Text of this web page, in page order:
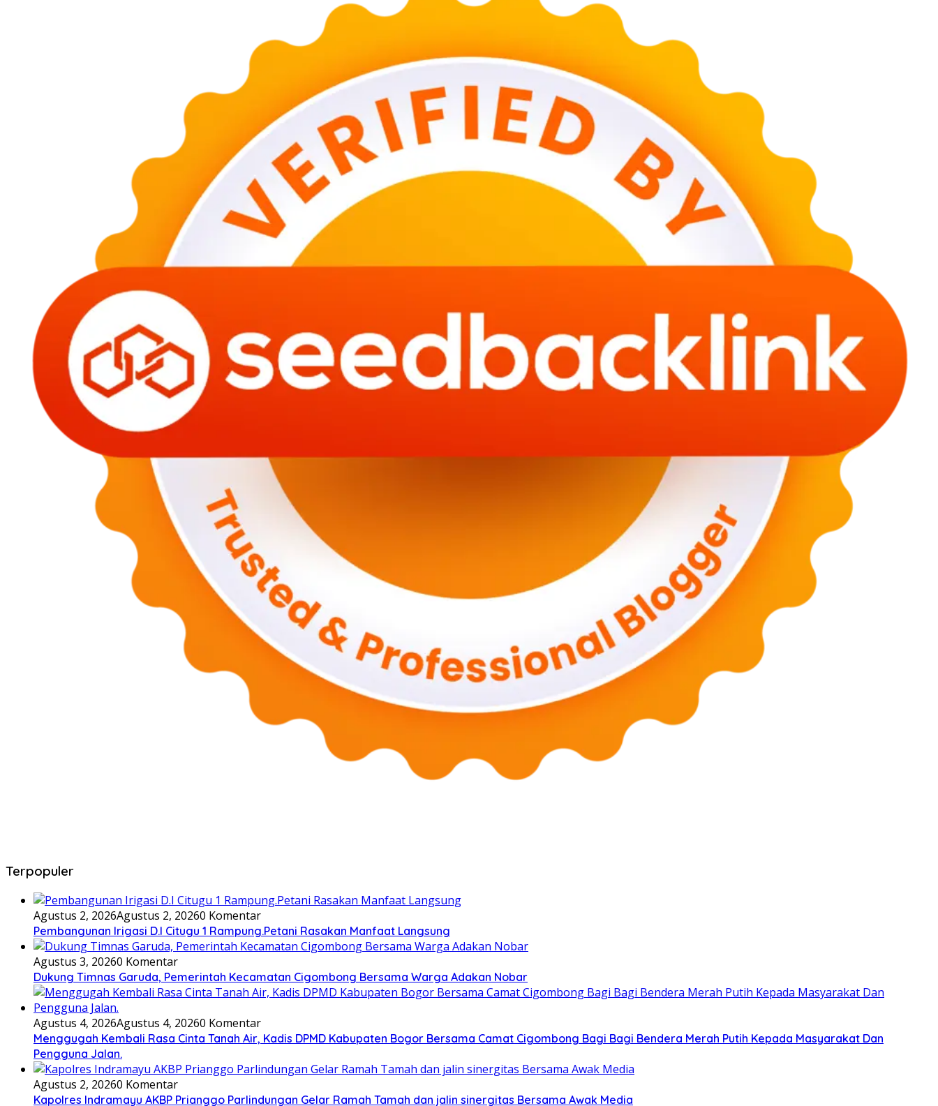
Terpopuler
Agustus 2, 2026Agustus 2, 20260 Komentar
Pembangunan Irigasi D.I Citugu 1 Rampung.Petani Rasakan Manfaat Langsung
Agustus 3, 20260 Komentar
Dukung Timnas Garuda, Pemerintah Kecamatan Cigombong Bersama Warga Adakan Nobar
Agustus 4, 2026Agustus 4, 20260 Komentar
Menggugah Kembali Rasa Cinta Tanah Air, Kadis DPMD Kabupaten Bogor Bersama Camat Cigombong Bagi Bagi Bendera Merah Putih Kepada Masyarakat Dan
Pengguna Jalan.
Agustus 2, 20260 Komentar
Kapolres Indramayu AKBP Prianggo Parlindungan Gelar Ramah Tamah dan jalin sinergitas Bersama Awak Media